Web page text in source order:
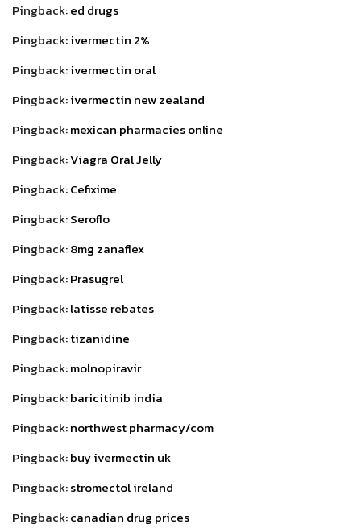
Pingback:ed drugs
Pingback:ivermectin 2%
Pingback:ivermectin oral
Pingback:ivermectin new zealand
Pingback:mexican pharmacies online
Pingback:Viagra Oral Jelly
Pingback:Cefixime
Pingback:Seroflo
Pingback:8mg zanaflex
Pingback:Prasugrel
Pingback:latisse rebates
Pingback:tizanidine
Pingback:molnopiravir
Pingback:baricitinib india
Pingback:northwest pharmacy/com
Pingback:buy ivermectin uk
Pingback:stromectol ireland
Pingback:canadian drug prices